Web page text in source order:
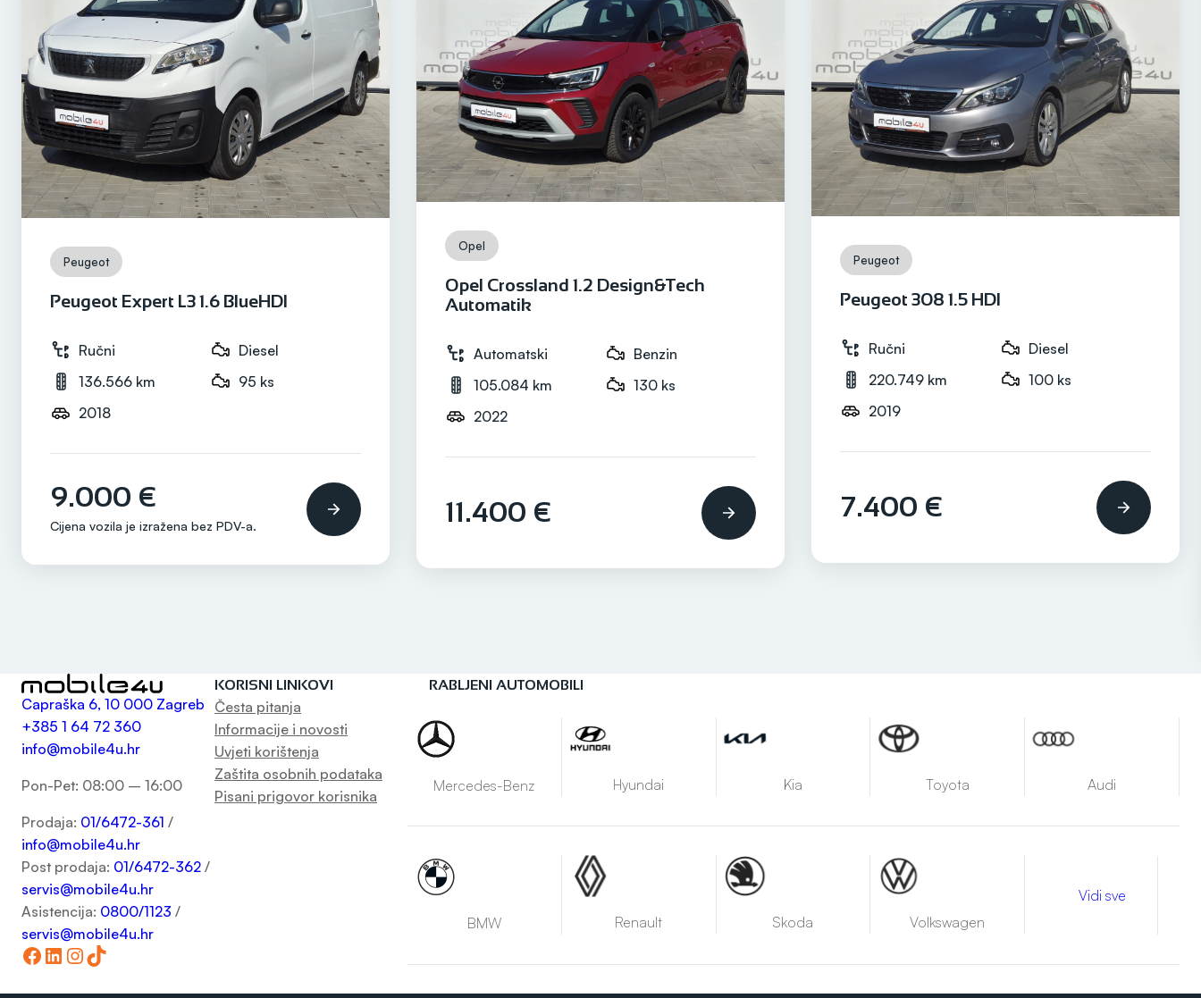
Prijeđeni kilometri 126.800 km
Motor Benzin
Snaga motora 84 ks
Mjenjač
Peugeot
Peugeot Expert L3 1.6 BlueHDI
Ručni
Diesel
136.566 km
95 ks
2018
9.000 €
Cijena vozila je izražena bez PDV-a.
Opel
Opel Crossland 1.2 Design&Tech
Automatik
Automatski
Benzin
105.084 km
130 ks
2022
11.400 €
Peugeot
Peugeot 308 1.5 HDI
Ručni
Diesel
220.749 km
100 ks
2019
7.400 €
Capraška 6, 10 000 Zagreb
+385 1 64 72 360
info@mobile4u.hr
Pon-Pet: 08:00 – 16:00
Prodaja: 01/6472-361 /
info@mobile4u.hr
Post prodaja: 01/6472-362 /
servis@mobile4u.hr
Asistencija: 0800/1123 /
servis@mobile4u.hr
Facebook LinkedIn InstagramTikTok
KORISNI LINKOVI
Česta pitanja
Informacije i novosti
Uvjeti korištenja
Zaštita osobnih podataka
Pisani prigovor korisnika
RABLJENI AUTOMOBILI
Mercedes-Benz Hyundai Kia Toyota Audi
BMW Renault Skoda Volkswagen
Vidi sve